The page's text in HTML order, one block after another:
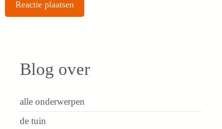
Blog over
alle onderwerpen
de tuin